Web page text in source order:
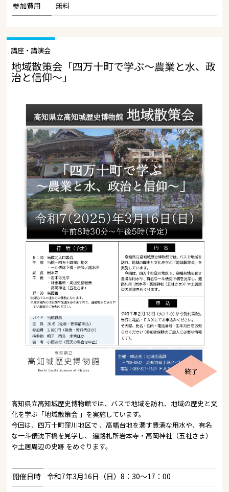
参加費用
無料
講座・講演会
地域散策会「四万十町で学ぶ～農業と水、政
治と信仰～」
終了
高知県立高知城歴史博物館では、バスで地域を訪れ、地域の歴史と文
化を学ぶ「地域散策会 」を実施しています。
今回は、四万十町窪川地区で 、高幡台地を潤す豊満な用水や、有名
な一斗俵沈下橋を見学し、 遍路札所岩本寺・高岡神社（五社さま）
や土居周辺の史跡 をめぐります。
開催日時
令和7年3月16日（日）8：30～17：00